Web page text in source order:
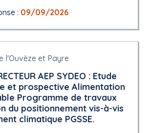
: 09/09/2026
l'Ouvèze et Payre
AEP SYDEO : Etude
et prospective Alimentation
Programme de travaux
du positionnement vis-à-vis
climatique PGSSE.